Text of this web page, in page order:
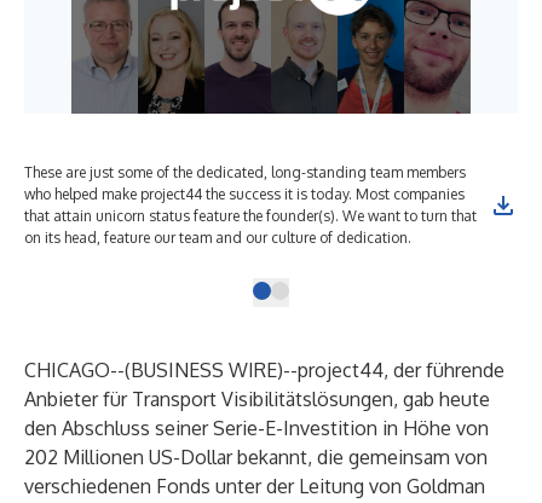
These are just some of the dedicated, long-standing team members
who helped make project44 the success it is today. Most companies
that attain unicorn status feature the founder(s). We want to turn that
on its head, feature our team and our culture of dedication.
CHICAGO--(BUSINESS WIRE)--project44, der führende
Anbieter für Transport Visibilitätslösungen, gab heute
den Abschluss seiner Serie-E-Investition in Höhe von
202 Millionen US-Dollar bekannt, die gemeinsam von
verschiedenen Fonds unter der Leitung von Goldman